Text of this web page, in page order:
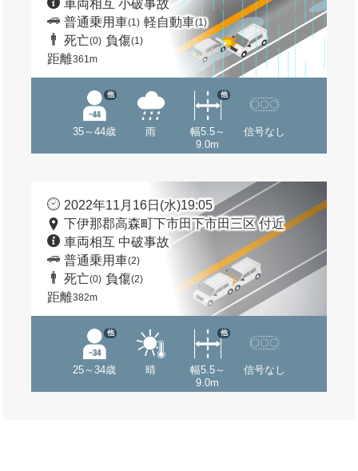
車両相互 小破事故
普通乗用車(1) 軽自動車(1)
死亡(0) 負傷(1)
距離361m
35～44歳
他
雨
幅5.5～
9.0m
他
信号なし
2022年11月16日(水)19:05
下伊那郡高森町下市田下市田三区 付近
車両相互 中破事故
普通乗用車(2)
死亡(0) 負傷(2)
距離382m
25～34歳
他
晴
幅5.5～
9.0m
他
信号なし